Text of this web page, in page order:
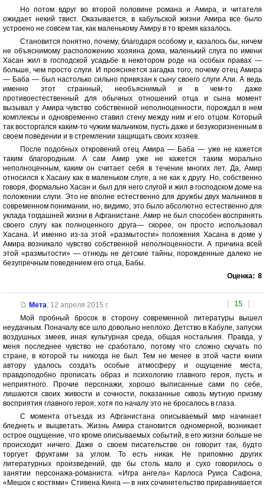
Но потом вдруг во второй половине романа и Амира, и читателя
ожидает некий твист. Оказывается, в кабульской жизни Амира все было
устроено не совсем так, как маленькому Амиру в то время казалось.
Становится понятно, почему, благодаря особому и, казалось бы, ничем
не объяснимому расположению хозяина дома, маленький слуга по имени
Хасан жил в господской усадьбе в некотором роде на особых правах —
больше, чем просто слуги. И проясняется загадка того, почему отец Амира
— Баба — был настолько сильно привязан к сыну своего слуги Али. А ведь
именно этот странный, необъяснимый и в чем-то даже
противоестественный для обычных отношений отца и сына момент
вызывал у Амира чувство собственной неполноценности, порождал в нем
комплексы и одновременно ставил стену между ним и его отцом. Который
так восторгался каким-то чужим мальчиком, пусть даже и безукоризненным в
своем поведении и в стремлении защищать своих хозяев.
После подобных откровений отец Амира — Баба — уже не кажется
таким благородным. А сам Амир уже не кажется таким морально
неполноценным, каким он считает себя в течение многих лет. Да, Амир
относился к Хасану как в маленьком слуге, а не как к другу. Но, собственно
говоря, формально Хасан и был для него слугой и жил в господском доме на
положении слуги. Это не вполне естественно для дружбы двух мальчиков в
современном понимании, но, видимо, это было абсолютно естественно для
уклада тогдашней жизни в Афганистане. Амир не был способен воспринять
своего слугу как полноценного друга— скорее, он просто использовал
Хасана. И именно из-за этой «размытости» положения Хасана в доме у
Амира возникало чувство собственной неполноценности. А причина всей
этой «размытости» — отнюдь не детские тайны, порожденные далеко не
безупречным поведением его отца, Бабы.
Оценка: 8
[ 15 ]
Мета, 12 апреля 2015 г.
Мой пробный бросок в сторону современной литературы вышел
неудачным. Поначалу все шло довольно неплохо. Детство в Кабуле, запуски
воздушных змеев, иная культурная среда, общая ностальгия. Правда, у
меня последнее чувство не сработало, потому что сложно скучать по
стране, в которой ты никогда не был. Тем не менее в этой части книги
автору удалось создать особые атмосферу и ощущение места,
правдоподобно прописать образ и психологию главного героя, пусть и
неприятного. Прочие персонажи, хорошо выписанные сами по себе,
лишаются своих живости и сочности, показанные сквозь мутную призму
восприятия главного героя, хотя по началу это не бросалось в глаза.
С момента отъезда из Афганистана описываемый мир начинает
бледнеть и выцветать. Жизнь Амира становится одномерной, возникает
острое ощущение, что кроме описываемых событий, в его жизни больше не
происходит ничего. Даже о своем писательстве он говорит так, будто
торгует фруктами за углом. То есть никак. Не припомню других
литературных произведений, где бы столь мало и сухо говорилось о
занятии персонажа-романиста. «Игра ангела» Карлоса Руиса Сафона,
«Мешок с костями» Стивена Кинга — в них сочинительство приравнивается